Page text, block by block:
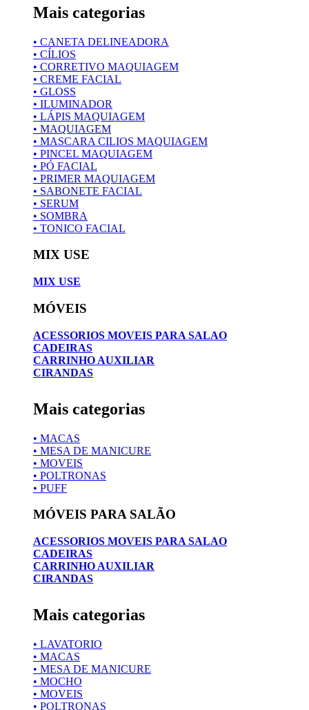
Mais categorias
• CANETA DELINEADORA
• CÍLIOS
• CORRETIVO MAQUIAGEM
• CREME FACIAL
• GLOSS
• ILUMINADOR
• LÁPIS MAQUIAGEM
• MAQUIAGEM
• MASCARA CILIOS MAQUIAGEM
• PINCEL MAQUIAGEM
• PÓ FACIAL
• PRIMER MAQUIAGEM
• SABONETE FACIAL
• SERUM
• SOMBRA
• TONICO FACIAL
MIX USE
MIX USE
MÓVEIS
ACESSORIOS MOVEIS PARA SALAO
CADEIRAS
CARRINHO AUXILIAR
CIRANDAS
Mais categorias
• MACAS
• MESA DE MANICURE
• MOVEIS
• POLTRONAS
• PUFF
MÓVEIS PARA SALÃO
ACESSORIOS MOVEIS PARA SALAO
CADEIRAS
CARRINHO AUXILIAR
CIRANDAS
Mais categorias
• LAVATORIO
• MACAS
• MESA DE MANICURE
• MOCHO
• MOVEIS
• POLTRONAS